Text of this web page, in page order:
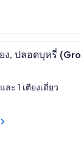
ดผ้า, Wi-Fi ฟรี, ผ้าปูที่น
ห้องสวีท
ง, ปลอดบุหรี่
ะ 1 เตียงเดี่ยว